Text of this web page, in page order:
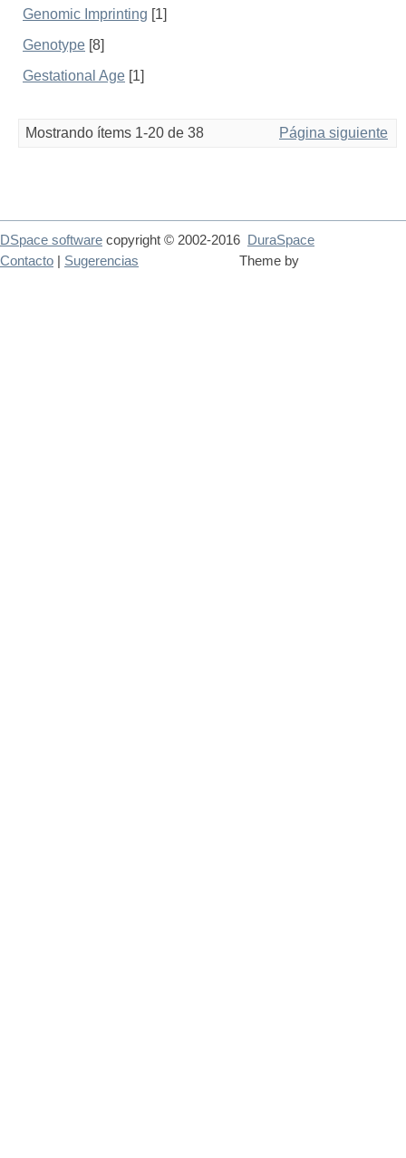
Genomic Imprinting [1]
Genotype [8]
Gestational Age [1]
Mostrando ítems 1-20 de 38 Página siguiente
DSpace software copyright © 2002-2016
DuraSpace
Theme by
Contacto Sugerencias